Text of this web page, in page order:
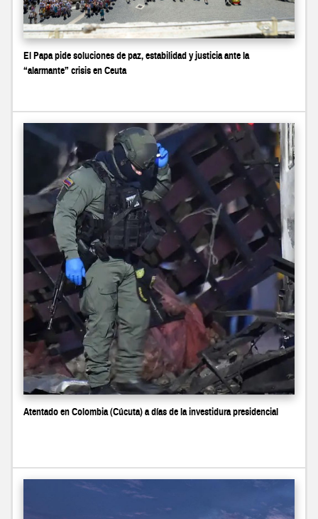
El Papa pide soluciones de paz, estabilidad y justicia ante la
“alarmante” crisis en Ceuta
Atentado en Colombia (Cúcuta) a días de la investidura presidencial